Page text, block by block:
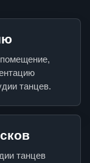
танцев.
танцев